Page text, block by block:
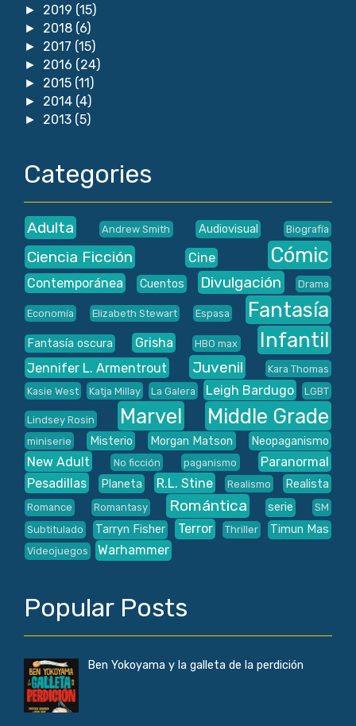
► 2019 (15)
► 2018 (6)
► 2017 (15)
► 2016 (24)
► 2015 (11)
► 2014 (4)
► 2013 (5)
Categories
Adulta Andrew Smith Audiovisual Biografía
Ciencia Ficción Cine Cómic
Contemporánea Cuentos Divulgación Drama
Economía Elizabeth Stewart Espasa Fantasía
Fantasía oscura Grisha HBO max Infantil
Jennifer L. Armentrout Juvenil
Kara Thomas
Kasie West
Katja Millay La Galera Leigh Bardugo LGBT
Lindsey Rosin Marvel Middle Grade
miniserie Misterio Morgan Matson Neopaganismo
New Adult No ficción paganismo
Paranormal
Pesadillas
Planeta R.L. Stine Realismo Realista
Romance Romantasy Romántica serie
SM
Subtitulado
Tarryn Fisher Terror Thriller Timun Mas
Videojuegos Warhammer
Popular Posts
Ben Yokoyama y la galleta de la perdición